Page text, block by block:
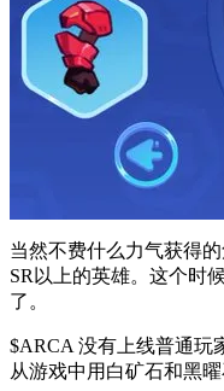
当然不费什么力气获得
SR以上的英雄。这个时
了。
$ARCA 没有上线普通玩
从游戏中用白矿石和黑曜